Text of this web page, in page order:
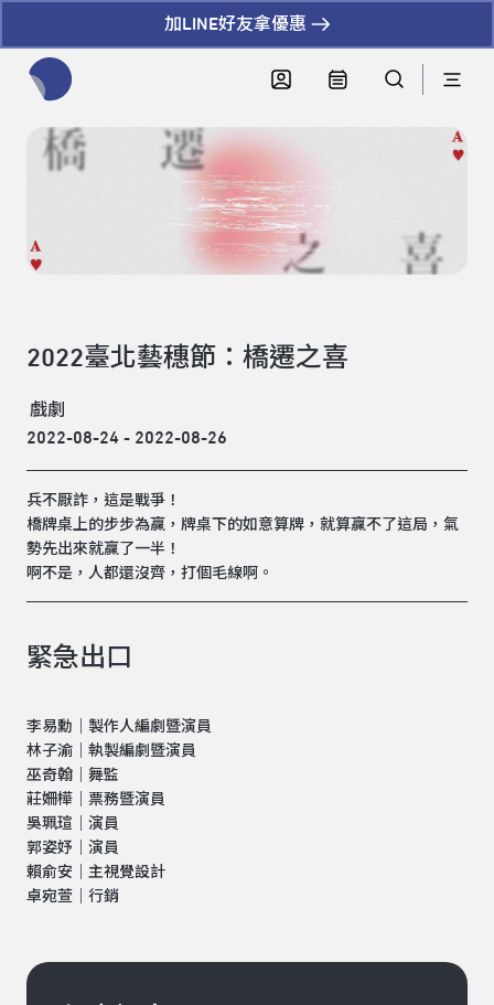
加LINE好友拿優惠
2022臺北藝穗節：橋遷之喜
戲劇
2022-08-24 - 2022-08-26
兵不厭詐，這是戰爭！
橋牌桌上的步步為贏，牌桌下的如意算牌，就算贏不了這局，氣
勢先出來就贏了一半！
啊不是，人都還沒齊，打個毛線啊。
緊急出口
李易勳｜製作人編劇暨演員
林子渝｜執製編劇暨演員
巫奇翰｜舞監
莊姍樺｜票務暨演員
吳珮瑄｜演員
郭姿妤｜演員
賴俞安｜主視覺設計
卓宛萱｜行銷